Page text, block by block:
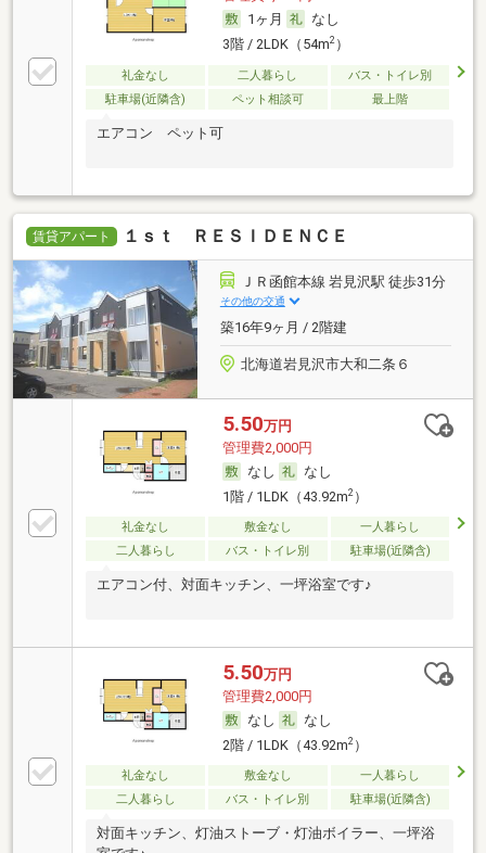
1ヶ月
なし
3階 / 2LDK（54m2）
礼金なし 二人暮らし
バス・トイレ別
駐車場(近隣含)
ペット相談可 最上階
エアコン ペット可
賃貸アパート １ｓｔ ＲＥＳＩＤＥＮＣＥ
ＪＲ函館本線 岩見沢駅 徒歩31分
その他の交通
築16年9ヶ月 / 2階建
北海道岩見沢市大和二条６
5.50万円
管理費2,000円
なし
なし
1階 / 1LDK（43.92m2）
礼金なし 敷金なし
一人暮らし
二人暮らし
バス・トイレ別 駐車場(近隣含)
エアコン付、対面キッチン、一坪浴室です♪
5.50万円
管理費2,000円
なし
なし
2階 / 1LDK（43.92m2）
礼金なし 敷金なし
一人暮らし
二人暮らし
バス・トイレ別 駐車場(近隣含)
対面キッチン、灯油ストーブ・灯油ボイラー、一坪浴